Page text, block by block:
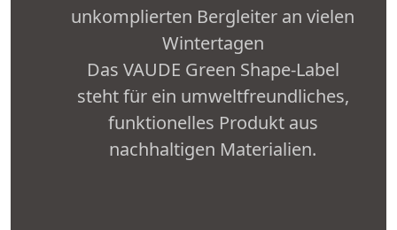
unkomplierten Bergleiter an vielen
Wintertagen
Das VAUDE Green Shape-Label
steht für ein umweltfreundliches,
funktionelles Produkt aus
nachhaltigen Materialien.